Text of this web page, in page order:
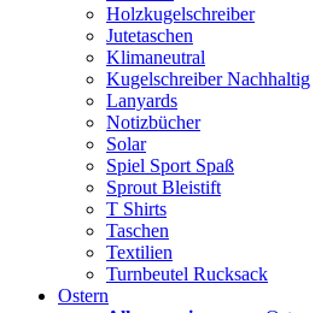
Holzkugelschreiber
Jutetaschen
Klimaneutral
Kugelschreiber Nachhaltig
Lanyards
Notizbücher
Solar
Spiel Sport Spaß
Sprout Bleistift
T Shirts
Taschen
Textilien
Turnbeutel Rucksack
Ostern